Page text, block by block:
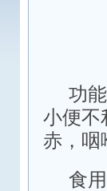
功
小便不
赤，咽
食